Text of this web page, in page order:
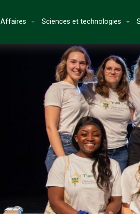
Affaires Sciences et technologies